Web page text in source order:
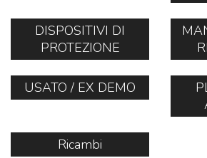
DISPOSITIVI DI
PROTEZIONE
USATO / EX DEMO
Ricambi